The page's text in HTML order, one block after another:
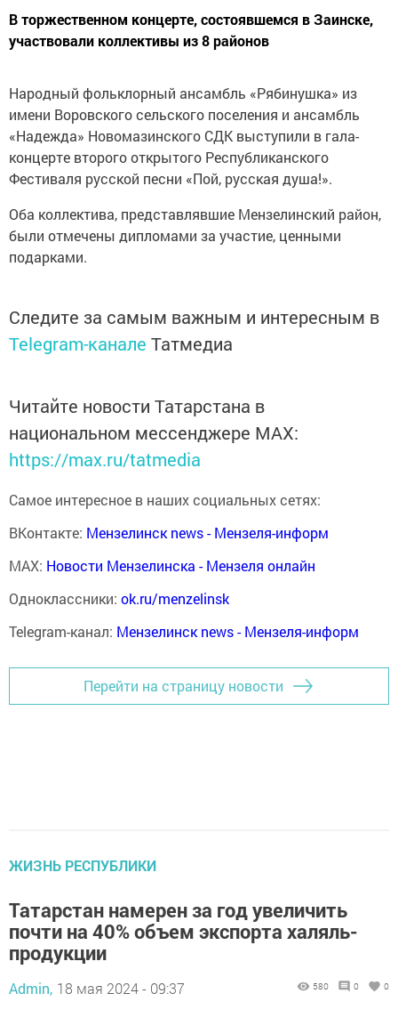
В торжественном концерте, состоявшемся в Заинске,
участвовали коллективы из 8 районов
Народный фольклорный ансамбль «Рябинушка» из
имени Воровского сельского поселения и ансамбль
«Надежда» Новомазинского СДК выступили в гала-
концерте второго открытого Республиканского
Фестиваля русской песни «Пой, русская душа!».
Оба коллектива, представлявшие Мензелинский район,
были отмечены дипломами за участие, ценными
подарками.
Следите за самым важным и интересным в
Telegram-канале Татмедиа
Читайте новости Татарстана в
национальном мессенджере MАХ:
https://max.ru/tatmedia
Самое интересное в наших социальных сетях:
ВКонтакте: Мензелинск news - Мензеля-информ
MAX: Новости Мензелинска - Мензеля онлайн
Одноклассники: ok.ru/menzelinsk
Telegram-канал: Мензелинск news - Мензеля-информ
Перейти на страницу новости
ЖИЗНЬ РЕСПУБЛИКИ
Татарстан намерен за год увеличить
почти на 40% объем экспорта халяль-
продукции
Admin, 18 мая 2024 - 09:37 580 0 0